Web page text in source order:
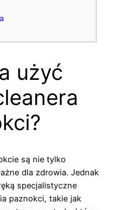
użyć
są nie tylko
dla zdrowia. Jednak
specjalistyczne
paznokci, takie jak